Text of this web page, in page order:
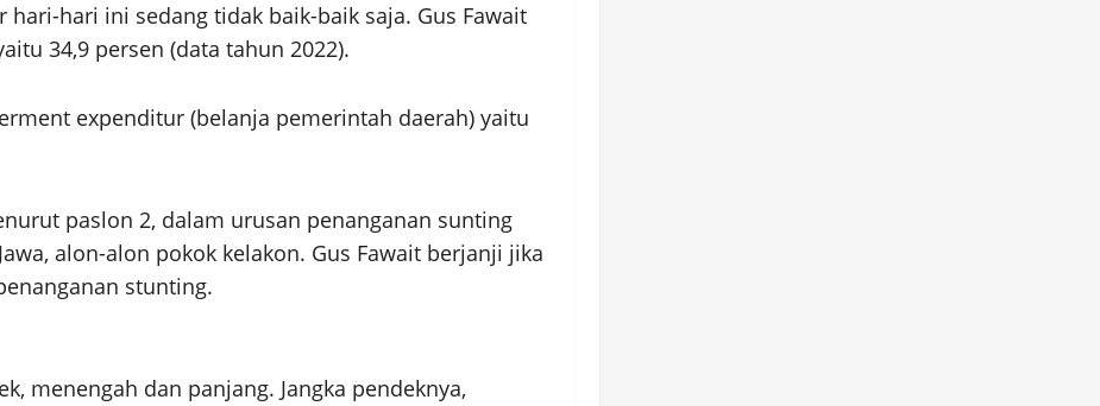
hari-hari ini sedang tidak baik-baik saja. Gus Fawait
34,9 persen (data tahun 2022).
expenditur (belanja pemerintah daerah) yaitu
paslon 2, dalam urusan penanganan sunting
alon-alon pokok kelakon. Gus Fawait berjanji jika
stunting.
menengah dan panjang. Jangka pendeknya,